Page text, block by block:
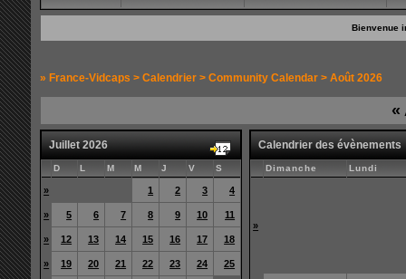
Bienvenue
» France-Vidcaps >Calendrier >Community Calendar > Août 2026
«
Juillet 2026
D L M M J V S
» 1 2 3 4
» 5 6 7 8 9 10 11
» 12 13 14 15 16 17 18
» 19 20 21 22 23 24 25
Calendrier des évènements
Dimanche Lundi
»